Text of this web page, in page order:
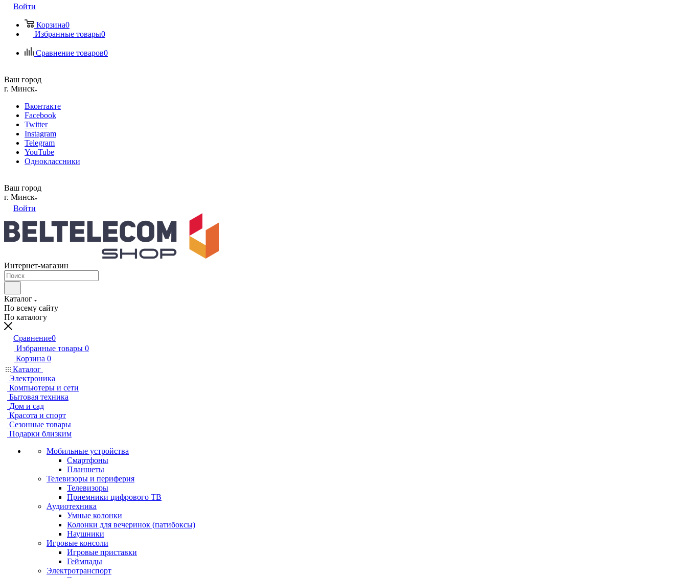
Войти
Корзина0
Избранные товары0
Сравнение товаров0
Ваш город
г. Минск
Вконтакте
Facebook
Twitter
Instagram
Telegram
YouTube
Одноклассники
Ваш город
г. Минск
Войти
Интернет-магазин
Каталог
По всему сайту
По каталогу
Сравнение0
Избранные товары 0
Корзина 0
Каталог
Электроника
Компьютеры и сети
Бытовая техника
Дом и сад
Красота и спорт
Сезонные товары
Подарки близким
Мобильные устройства
Смартфоны
Планшеты
Телевизоры и периферия
Телевизоры
Приемники цифрового ТВ
Аудиотехника
Умные колонки
Колонки для вечеринок (патибоксы)
Наушники
Игровые консоли
Игровые приставки
Геймпады
Электротранспорт